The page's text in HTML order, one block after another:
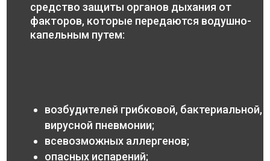
средство защиты органов дыхания от
факторов, которые передаются водушно-
капельным путем:
возбудителей грибковой, бактериальной,
вирусной пневмонии;
всевозможных аллергенов;
опасных испарений;